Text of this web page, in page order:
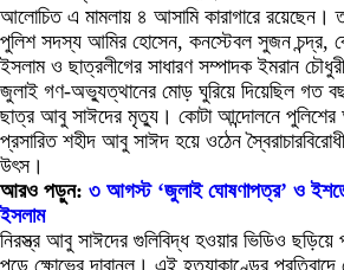
আলোচিত এ মামলায় ৪ আসামি কারাগারে রয়েছেন।
পুলিশ সদস্য আমির হোসেন, কনস্টেবল সুজন চন্দ্র,
ইসলাম ও ছাত্রলীগের সাধারণ সম্পাদক ইমরান
জুলাই গণ-অভ্যুত্থানের মোড় ঘুরিয়ে দিয়েছিল গত
ছাত্র আবু সাঈদের মৃত্যু। কোটা আন্দোলনে পুলিশের
প্রসারিত শহীদ আবু সাঈদ হয়ে ওঠেন
উৎস।
আরও পড়ুন: ৩ আগস্ট ‘জুলাই ঘোষণাপত্র’ ও
ইসলাম
নিরস্ত্র আবু সাঈদের গুলিবিদ্ধ হওয়ার ভিডিও ছড়িয়ে
পড়ে ক্ষোভের দাবানল। এই হত্যাকাণ্ডের প্রতিবাদে